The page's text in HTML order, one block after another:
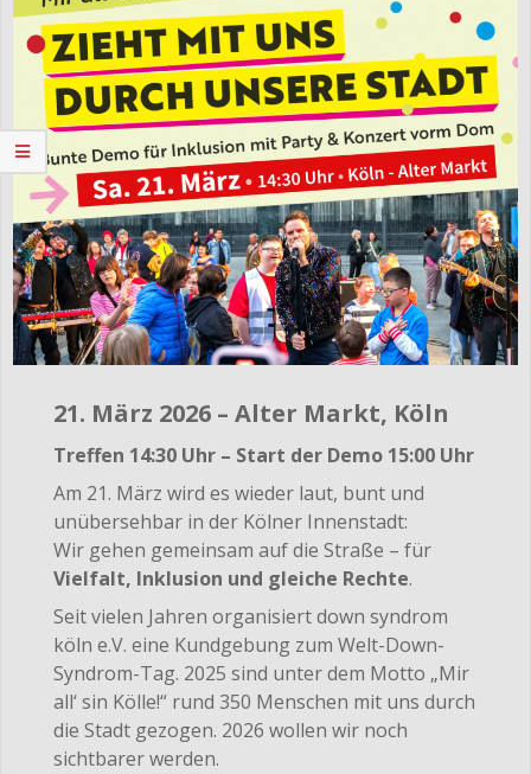
21. März 2026 – Alter Markt, Köln
Treffen 14:30 Uhr – Start der Demo 15:00 Uhr
Am 21. März wird es wieder laut, bunt und
unübersehbar in der Kölner Innenstadt:
Wir gehen gemeinsam auf die Straße – für
Vielfalt, Inklusion und gleiche Rechte.
Seit vielen Jahren organisiert down syndrom
köln e.V. eine Kundgebung zum Welt-Down-
Syndrom-Tag. 2025 sind unter dem Motto „Mir
all‘ sin Kölle!“ rund 350 Menschen mit uns durch
die Stadt gezogen. 2026 wollen wir noch
sichtbarer werden.